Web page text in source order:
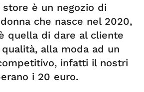
store è un negozio di
che nasce nel 2020,
quella di dare al cliente
alla moda ad un
infatti il nostri
i 20 euro.